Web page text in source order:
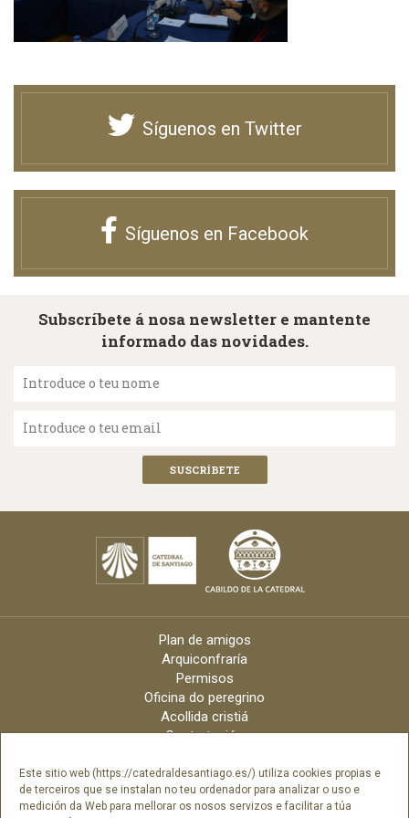
Este sitio web (https://catedraldesantiago.es/) utiliza cookies propias e
de terceiros que se instalan no teu ordenador para analizar o uso e
medición da Web para mellorar os nosos servizos e facilitar a túa
Síguenos en Twitter
Síguenos en Facebook
Subscríbete á nosa newsletter e mantente
informado das novidades.
Introduce o teu nome
Introduce o teu email
Plan de amigos
Arquiconfraría
Permisos
Oficina do peregrino
Acollida cristiá
Contratación
Arquidiócese
Créditos
Catálogo Dixital